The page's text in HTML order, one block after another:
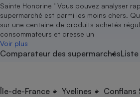
Sainte Honorine ’ Vous pouvez analyser
supermarché est parmi les moins chers.
sur une centaine de produits achetés
consommateurs et dresse un
Voir plus
Comparateur des supermarchés
Île-de-France Yvelines Conflans
Air
Eau
Brèves
Soumettre un litige
Lettres types
Rencontrer une association locale
Nos associations locales
Nous rejoindre
En savoir plus sur Que Choisir
?
Nos partenaires
Nous rejoindre